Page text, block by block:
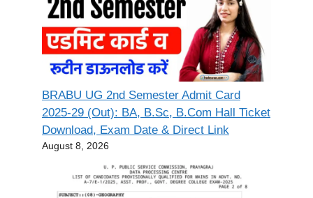
BRABU UG 2nd Semester Admit Card
2025-29 (Out): BA, B.Sc, B.Com Hall Ticket
Download, Exam Date & Direct Link
August 8, 2026